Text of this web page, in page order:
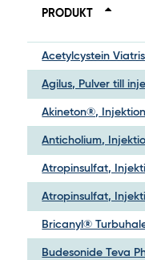
PRODUKT
Acetylcystein
Agilus, Pulver till
Akineton®,
Anticholium,
Atropinsulfat,
Atropinsulfat,
Bricanyl®
Budesonide Teva